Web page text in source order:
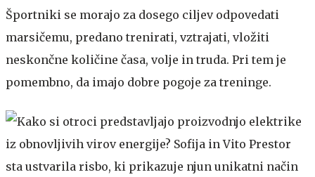
Športniki se morajo za dosego ciljev odpovedati
marsičemu, predano trenirati, vztrajati, vložiti
neskončne količine časa, volje in truda. Pri tem je
pomembno, da imajo dobre pogoje za treninge.